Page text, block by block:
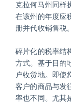
克拉何马州同样
在该州的年度应
册并代收销售税。
碎片化的税率结
方式。基于目的
户收货地。即使
客户的商品与发
率也不同。尤其